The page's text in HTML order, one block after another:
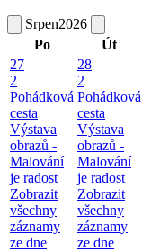
Srpen2026
Po
Út
27
2
Pohádková
cesta
Výstava
obrazů -
Malování
je radost
Zobrazit
všechny
záznamy
ze dne
28
2
Pohádková
cesta
Výstava
obrazů -
Malování
je radost
Zobrazit
všechny
záznamy
ze dne